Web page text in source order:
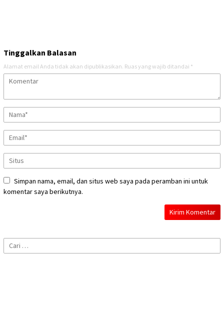
Tinggalkan Balasan
Alamat email Anda tidak akan dipublikasikan. Ruas yang wajib ditandai *
Simpan nama, email, dan situs web saya pada peramban ini untuk
komentar saya berikutnya.
Cari
untuk: